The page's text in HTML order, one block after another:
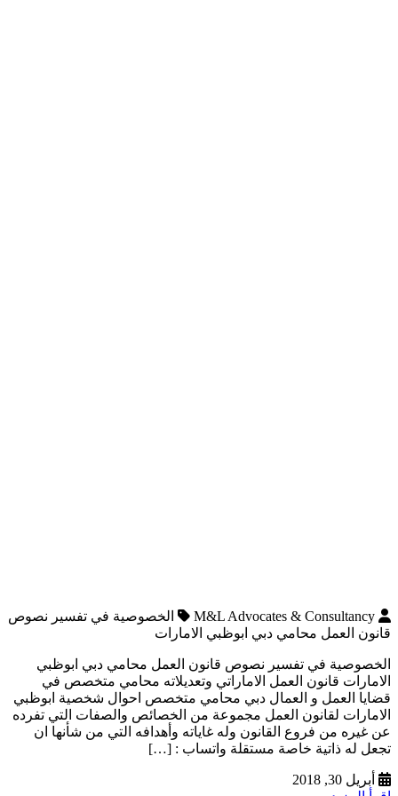
M&L Advocates & Consultancy
الخصوصية في تفسير نصوص
قانون العمل محامي دبي ابوظبي الامارات
الخصوصية في تفسير نصوص قانون العمل محامي دبي ابوظبي
الامارات قانون العمل الاماراتي وتعديلاته محامي متخصص في
قضايا العمل و العمال دبي محامي متخصص احوال شخصية ابوظبي
الامارات لقانون العمل مجموعة من الخصائص والصفات التي تفرده
عن غيره من فروع القانون وله غاياته وأهدافه التي من شأنها ان
تجعل له ذاتية خاصة مستقلة واتساب : […]
أبريل 30, 2018